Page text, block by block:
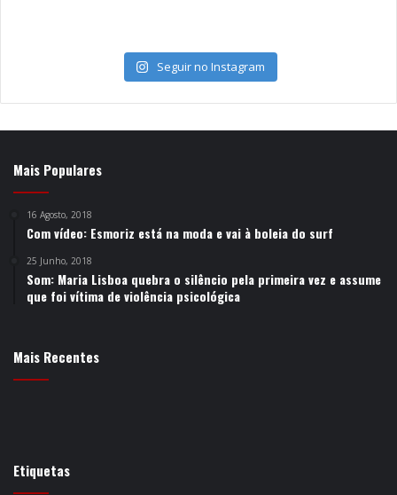
Seguir no Instagram
Mais Populares
16 Agosto, 2018
Com vídeo: Esmoriz está na moda e vai à boleia do surf
25 Junho, 2018
Som: Maria Lisboa quebra o silêncio pela primeira vez e assume
que foi vítima de violência psicológica
Mais Recentes
Etiquetas